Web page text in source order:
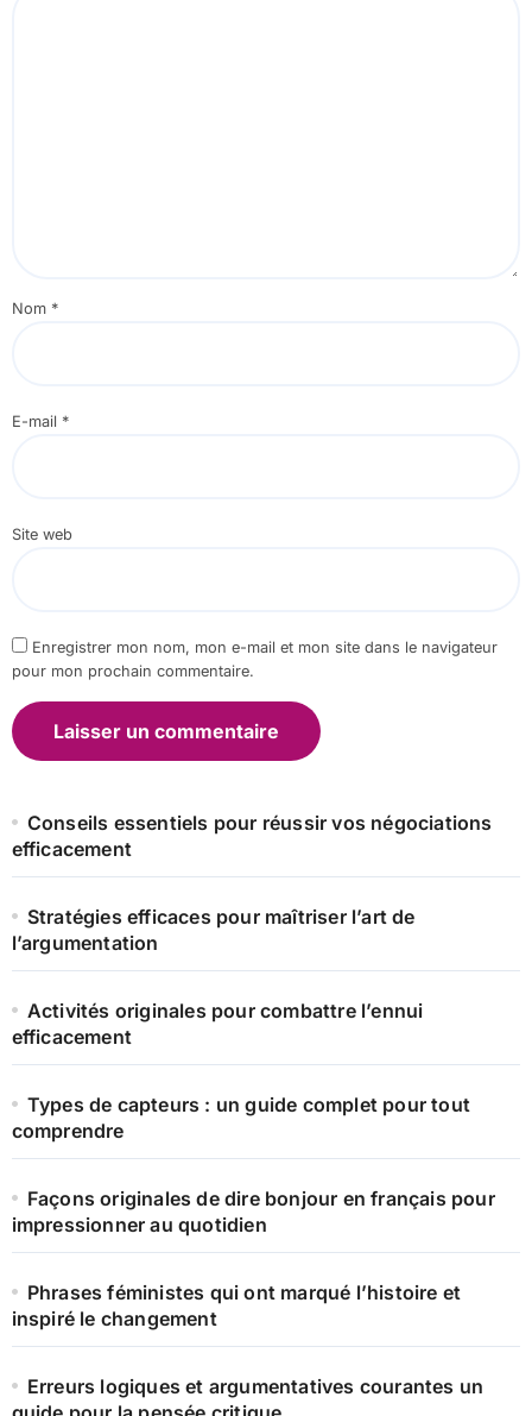
Nom *
E-mail *
Site web
Enregistrer mon nom, mon e-mail et mon site dans le navigateur
pour mon prochain commentaire.
Conseils essentiels pour réussir vos négociations
efficacement
Stratégies efficaces pour maîtriser l’art de
l’argumentation
Activités originales pour combattre l’ennui
efficacement
Types de capteurs : un guide complet pour tout
comprendre
Façons originales de dire bonjour en français pour
impressionner au quotidien
Phrases féministes qui ont marqué l’histoire et
inspiré le changement
Erreurs logiques et argumentatives courantes un